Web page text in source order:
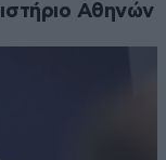
Αθηνών